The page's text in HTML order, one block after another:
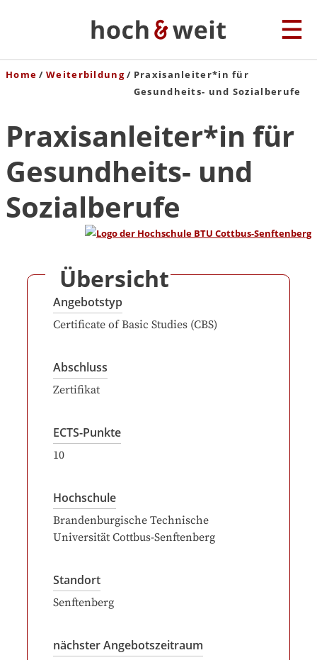
Home Weiterbildung
Praxisanleiter*in für
Gesundheits- und Sozialberufe
Praxisanleiter*in für
Gesundheits- und
Sozialberufe
Übersicht
Angebotstyp
Certificate of Basic Studies (CBS)
Abschluss
Zertifikat
ECTS-Punkte
10
Hochschule
Brandenburgische Technische
Universität Cottbus-Senftenberg
Standort
Senftenberg
nächster Angebotszeitraum